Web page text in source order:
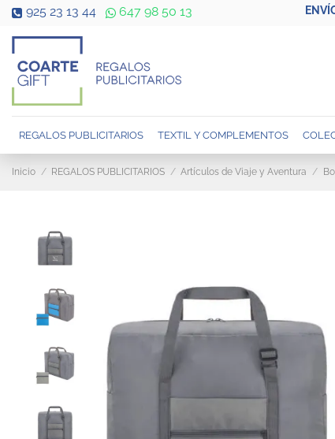
925 23 13 44 647 98 50 13
REGALOS PUBLICITARIOS TEXTIL Y COMPLEMENTOS
Inicio REGALOS PUBLICITARIOS Artículos de Viaje y Aventura